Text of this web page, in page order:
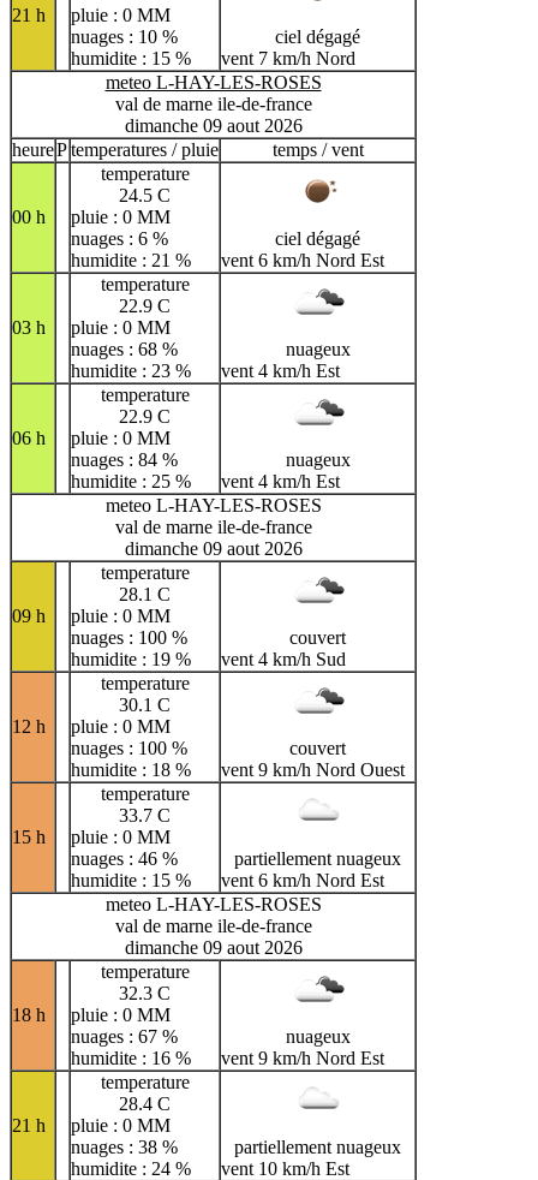
21 h
pluie : 0 MM
nuages : 10 %
humidite : 15 %
ciel dégagé
vent 7 km/h Nord
meteo L-HAY-LES-ROSES
val de marne ile-de-france
dimanche 09 aout 2026
heurePtemperatures / pluie temps / vent
00 h
temperature
24.5 C
pluie : 0 MM
nuages : 6 %
humidite : 21 %
ciel dégagé
vent 6 km/h Nord Est
03 h
temperature
22.9 C
pluie : 0 MM
nuages : 68 %
humidite : 23 %
nuageux
vent 4 km/h Est
06 h
temperature
22.9 C
pluie : 0 MM
nuages : 84 %
humidite : 25 %
nuageux
vent 4 km/h Est
meteo L-HAY-LES-ROSES
val de marne ile-de-france
dimanche 09 aout 2026
09 h
temperature
28.1 C
pluie : 0 MM
nuages : 100 %
humidite : 19 %
couvert
vent 4 km/h Sud
12 h
temperature
30.1 C
pluie : 0 MM
nuages : 100 %
humidite : 18 %
couvert
vent 9 km/h Nord Ouest
15 h
temperature
33.7 C
pluie : 0 MM
nuages : 46 %
humidite : 15 %
partiellement nuageux
vent 6 km/h Nord Est
meteo L-HAY-LES-ROSES
val de marne ile-de-france
dimanche 09 aout 2026
18 h
temperature
32.3 C
pluie : 0 MM
nuages : 67 %
humidite : 16 %
nuageux
vent 9 km/h Nord Est
21 h
temperature
28.4 C
pluie : 0 MM
nuages : 38 %
humidite : 24 %
partiellement nuageux
vent 10 km/h Est